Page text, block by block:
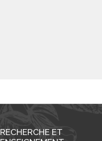
RECHERCHE ET